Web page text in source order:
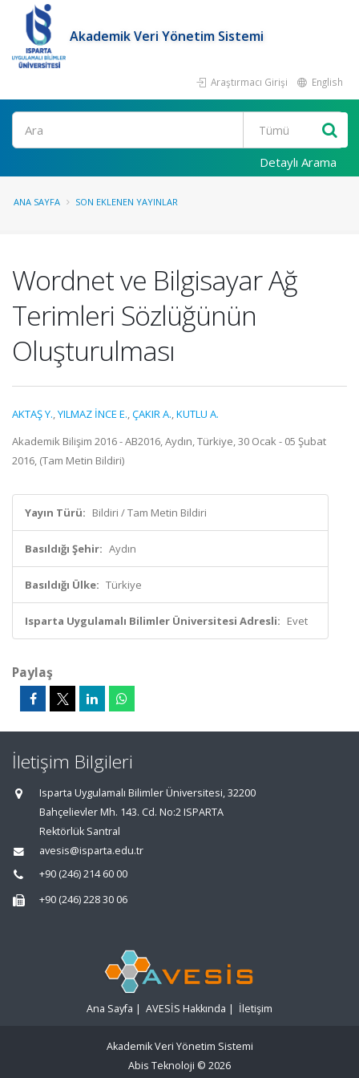
Akademik Veri Yönetim Sistemi
Araştırmacı Girişi English
Ara
Detaylı Arama
ANA SAYFA SON EKLENEN YAYINLAR
Wordnet ve Bilgisayar Ağ
Terimleri Sözlüğünün
Oluşturulması
AKTAŞ Y.,YILMAZ İNCE E.,ÇAKIR A.,KUTLU A.
Akademik Bilişim 2016 - AB2016, Aydın, Türkiye, 30 Ocak - 05 Şubat
2016, (Tam Metin Bildiri)
Yayın Türü: Bildiri / Tam Metin Bildiri
Basıldığı Şehir: Aydın
Basıldığı Ülke: Türkiye
Isparta Uygulamalı Bilimler Üniversitesi Adresli: Evet
Paylaş
İletişim Bilgileri
Isparta Uygulamalı Bilimler Üniversitesi, 32200
Bahçelievler Mh. 143. Cd. No:2 ISPARTA
Rektörlük Santral
avesis@isparta.edu.tr
+90 (246) 214 60 00
+90 (246) 228 30 06
Ana Sayfa | AVESİS Hakkında | İletişim
Akademik Veri Yönetim Sistemi
Abis Teknoloji © 2026